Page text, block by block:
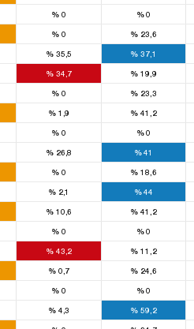
% 0 %0
% 0 % 23,6
%35,5 % 37,1
%34,7 % 19,9
% 0 % 23,3
%1,9 % 41,2
% 0 %0
%26,8 %41
% 0 % 18,6
%2,1 %44
%10,6 % 41,2
% 0 %0
%43,2 % 11,2
%0,7 % 24,6
% 0 %0
%4,3 % 59,2